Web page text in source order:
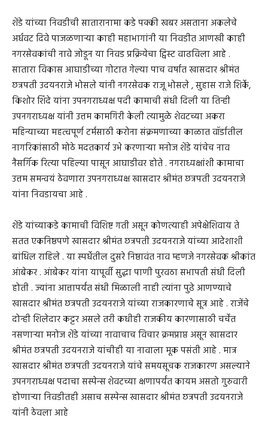
शेंडे यांच्या निवडीची सातारानामा कडे पक्की खबर असताना अकलेचे
अर्धवट दिवे पाजळणाऱ्या काही महाभागांनी या निवडीत आणखी काही
नगरसेवकांची नावे जोडून या निवड प्रक्रियेचा ट्विस्ट वाढविला आहे .
सातारा विकास आघाडीच्या गोटात गेल्या पाच वर्षात खासदार श्रीमंत
छत्रपती उदयनराजे भोसले यांनी नगरसेवक राजू भोसले , सुहास राजे शिर्के,
किशोर शिंदे यांना उपनगराध्यक्ष पदी कामाची संधी दिली या तिन्ही
उपनगराध्यक्ष यांनी उत्तम कामगिरी केली त्यामुळे शेवटच्या अकरा
महिन्याच्या महत्वपूर्ण टर्मसाठी करोना संक्रमणाच्या काळात वॉर्डातील
नागरिकांसाठी मोठे मदतकार्य उभे करणाऱ्या मनोज शेंडे यांचेच नाव
नैसर्गिक रित्या पहिल्या पासून आघाडीवर होते . नगराध्यक्षांशी कामाचा
उत्तम समन्वयं ठेवणारा उपनगराध्यक्ष खासदार श्रीमंत छत्रपती उदयनराजे
यांना निवडायचा आहे .
शेंडे यांच्याकडे कामाची विशिष्ट गती असून कोणत्याही अपेक्षेशिवाय ते
सतत एकनिष्ठपणे खासदार श्रीमंत छत्रपती उदयनराजे यांच्या आदेशाशी
बांधिल राहिले . या स्पर्धेतील दुसरे निष्ठावंत नाव म्हणजे नगरसेवक श्रीकांत
आंबेकर . आंबेकर यांना यापूर्वी सुद्धा पाणी पुरवठा सभापती संधी दिली
होती . ज्यांना आत्तापर्यंत संधी मिळाली नाही त्यांना पुढे आणण्याचे
खासदार श्रीमंत छत्रपती उदयनराजे यांच्या राजकारणाचे सूत्र आहे . राजेंचे
दोन्ही शिलेदार कट्टर असले तरी कधीही राजकीय कारणासाठी चर्चेत
नसणाऱ्या मनोज शेंडे यांच्या नावाचाच विचार क्रमप्राप्त असून खासदार
श्रीमंत छत्रपती उदयनराजे यांचीही या नावाला मूक पसंती आहे . मात्र
खासदार श्रीमंत छत्रपती उदयनराजे यांचे समयसूचक राजकारण असल्याने
उपनगराध्यक्ष पदाचा सस्पेन्स शेवटच्या क्षणापर्यंत कायम असतो गुरुवारी
होणाऱ्या निवडीतही असाच सस्पेन्स खासदार श्रीमंत छत्रपती उदयनराजे
यांनी ठेवला आहे